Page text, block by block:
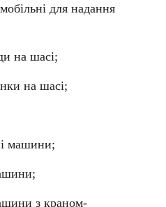
для надання
на шасі;
на шасі;
машини;
з краном-